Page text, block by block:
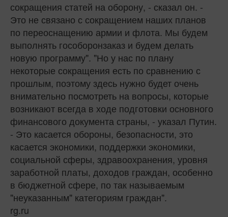
сокращения статей на оборону, - сказал он. -
Это не связано с сокращением наших планов
по переоснащению армии и флота. Мы будем
выполнять гособоронзаказ и будем делать
новую программу". "Но у нас по плану
некоторые сокращения есть по сравнению с
прошлым, поэтому здесь нужно будет очень
внимательно посмотреть на вопросы, которые
возникают всегда в ходе подготовки основного
финансового документа страны, - указал Путин.
- Это касается обороны, безопасности, это
касается экономики, поддержки экономики,
социальной сферы, здравоохранения, уровня
заработной платы, доходов граждан, особенно
в бюджетной сфере, по так называемым
"неуказанным" категориям граждан".
rg.ru